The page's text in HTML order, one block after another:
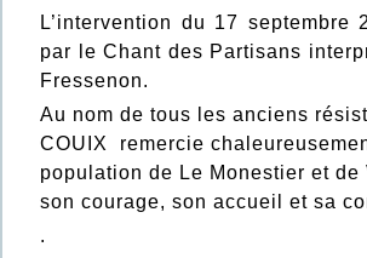
L’intervention du 17
par le Chant des Partisans
Fressenon.
Au nom de tous les anciens
COUIX remercie
population de Le Monestier et de
son courage, son accueil et sa
.